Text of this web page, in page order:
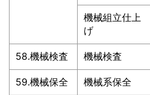
機械組立仕上
げ
58.機械検査 機械検査
59.機械保全 機械系保全